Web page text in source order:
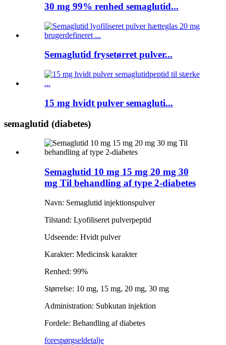
30 mg 99% renhed semaglutid...
Semaglutid frysetørret pulver...
15 mg hvidt pulver semagluti...
semaglutid (diabetes)
Semaglutid 10 mg 15 mg 20 mg 30
mg Til behandling af type 2-diabetes
Navn: Semaglutid injektionspulver
Tilstand: Lyofiliseret pulverpeptid
Udseende: Hvidt pulver
Karakter: Medicinsk karakter
Renhed: 99%
Størrelse: 10 mg, 15 mg, 20 mg, 30 mg
Administration: Subkutan injektion
Fordele: Behandling af diabetes
forespørgseldetalje